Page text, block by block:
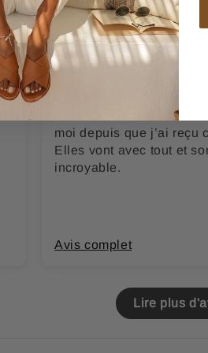
Romane H.
Je recommande cette
moi depuis que j’ai reçu
Elles vont avec tout et
incroyable.
Avis complet
Lire plus